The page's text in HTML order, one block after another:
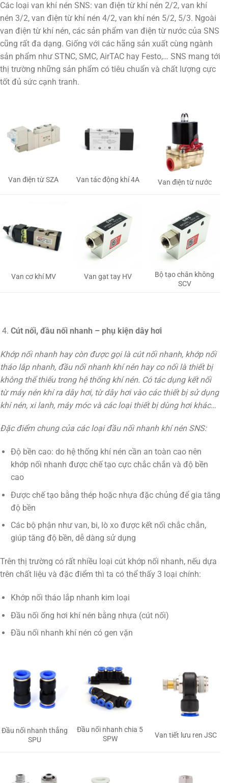
Các loại van khí nén SNS: van điện từ khí nén 2/2, van khí
nén 3/2, van điện từ khí nén 4/2, van khí nén 5/2, 5/3. Ngoài
van điện từ khí nén, các sản phẩm van điện từ nước của SNS
cũng rất đa dạng. Giống với các hãng sản xuất cùng ngành
sản phẩm như STNC, SMC, AirTAC hay Festo,… SNS mang tới
thị trường những sản phẩm có tiêu chuẩn và chất lượng cực
tốt đủ sức cạnh tranh.
Van điện từ SZA Van tác động khí 4A Van điện từ nước
Van cơ khí MV Van gạt tay HV
Bộ tạo chân không
SCV
Cút nối, đầu nối nhanh – phụ kiện dây hơi
Khớp nối nhanh hay còn được gọi là cút nối nhanh, khớp nối
tháo lắp nhanh, đầu nối nhanh khí nén hay co nối là thiết bị
không thể thiếu trong hệ thống khí nén. Có tác dụng kết nối
từ máy nén khí ra dây hơi, từ dây hơi vào các thiết bị sử dụng
khí nén, xi lanh, máy móc và các loại thiết bị dùng hơi khác…
Đặc điểm chung của các loại đầu nối nhanh khí nén SNS:
Độ bền cao: do hệ thống khí nén cần an toàn cao nên
khớp nối nhanh được chế tạo cực chắc chắn và độ bền
cao
Được chế tạo bằng thép hoặc nhựa đặc chủng để gia tăng
độ bền
Các bộ phận như van, bi, lò xo được kết nối chắc chắn,
giúp tăng độ bền, dễ dàng sử dụng
Trên thị trường có rất nhiều loại cút khớp nối nhanh, nếu dựa
trên chất liệu và đặc điểm thì ta có thể thấy 3 loại chính:
Khớp nối tháo lắp nhanh kim loại
Đầu nối ống hơi khí nén bằng nhựa (cút nối)
Đầu nối nhanh khí nén có gen vặn
Đầu nối nhanh thẳng
SPU
Đầu nối nhanh chia 5
SPW
Van tiết lưu ren JSC